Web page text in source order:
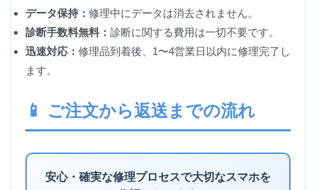
データ保持： 修理中にデータは消去されません。
診断手数料無料： 診断に関する費用は一切不要です。
迅速対応： 修理品到着後、1〜4営業日以内に修理完了し
ます。
📱 ご注文から返送までの流れ
安心・確実な修理プロセスで大切なスマホを